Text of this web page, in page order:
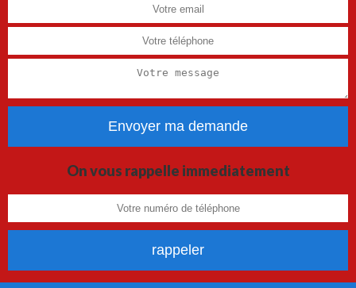
On vous rappelle immediatement